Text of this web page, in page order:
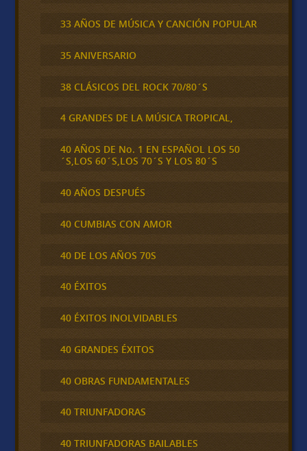
33 AÑOS DE MÚSICA Y CANCIÓN POPULAR
35 ANIVERSARIO
38 CLÁSICOS DEL ROCK 70/80´S
4 GRANDES DE LA MÚSICA TROPICAL,
40 AÑOS DE No. 1 EN ESPAÑOL LOS 50
´S,LOS 60´S,LOS 70´S Y LOS 80´S
40 AÑOS DESPUÉS
40 CUMBIAS CON AMOR
40 DE LOS AÑOS 70S
40 ÉXITOS
40 ÉXITOS INOLVIDABLES
40 GRANDES ÉXITOS
40 OBRAS FUNDAMENTALES
40 TRIUNFADORAS
40 TRIUNFADORAS BAILABLES